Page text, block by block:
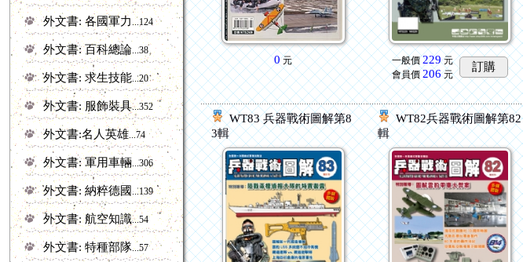
外文書: 各國軍力 ...124
外文書: 百科總論 ...38
外文書: 求生技能...20
外文書: 服飾裝具...352
外文書:名人英雄 ...74
外文書: 軍用車輛 ...306
外文書: 納粹德國...139
外文書: 航空知識...54
外文書: 特種部隊...57
0元 一般價 229元
會員價 206元
訂購
WT83 兵器戰術圖解第8
3輯
WT82兵器戰術圖解第82
輯